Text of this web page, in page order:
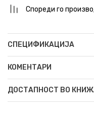
Спореди го
СПЕЦИФИКАЦИЈА
КОМЕНТАРИ
ДОСТАПНОСТ ВО